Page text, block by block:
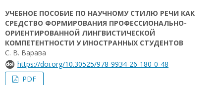
УЧЕБНОЕ ПОСОБИЕ ПО НАУЧНОМУ СТИЛЮ РЕЧИ КАК
СРЕДСТВО ФОРМИРОВАНИЯ ПРОФЕССИОНАЛЬНО-
ОРИЕНТИРОВАННОЙ ЛИНГВИСТИЧЕСКОЙ
КОМПЕТЕНТНОСТИ У ИНОСТРАННЫХ СТУДЕНТОВ
С. В. Варава
https://doi.org/10.30525/978-9934-26-180-0-48
PDF